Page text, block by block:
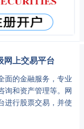
网上交易平台
面的金融服务，专业
询和资产管理等。网
进行股票交易，并使